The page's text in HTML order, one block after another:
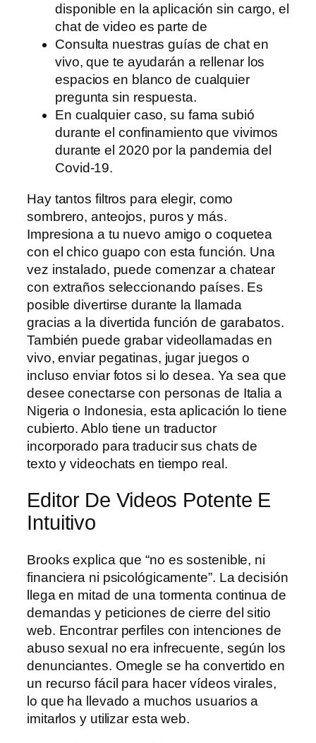
disponible en la aplicación sin cargo, el
chat de video es parte de
Consulta nuestras guías de chat en
vivo, que te ayudarán a rellenar los
espacios en blanco de cualquier
pregunta sin respuesta.
En cualquier caso, su fama subió
durante el confinamiento que vivimos
durante el 2020 por la pandemia del
Covid-19.
Hay tantos filtros para elegir, como
sombrero, anteojos, puros y más.
Impresiona a tu nuevo amigo o coquetea
con el chico guapo con esta función. Una
vez instalado, puede comenzar a chatear
con extraños seleccionando países. Es
posible divertirse durante la llamada
gracias a la divertida función de garabatos.
También puede grabar videollamadas en
vivo, enviar pegatinas, jugar juegos o
incluso enviar fotos si lo desea. Ya sea que
desee conectarse con personas de Italia a
Nigeria o Indonesia, esta aplicación lo tiene
cubierto. Ablo tiene un traductor
incorporado para traducir sus chats de
texto y videochats en tiempo real.
Editor De Videos Potente E
Intuitivo
Brooks explica que “no es sostenible, ni
financiera ni psicológicamente”. La decisión
llega en mitad de una tormenta continua de
demandas y peticiones de cierre del sitio
web. Encontrar perfiles con intenciones de
abuso sexual no era infrecuente, según los
denunciantes. Omegle se ha convertido en
un recurso fácil para hacer vídeos virales,
lo que ha llevado a muchos usuarios a
imitarlos y utilizar esta web.